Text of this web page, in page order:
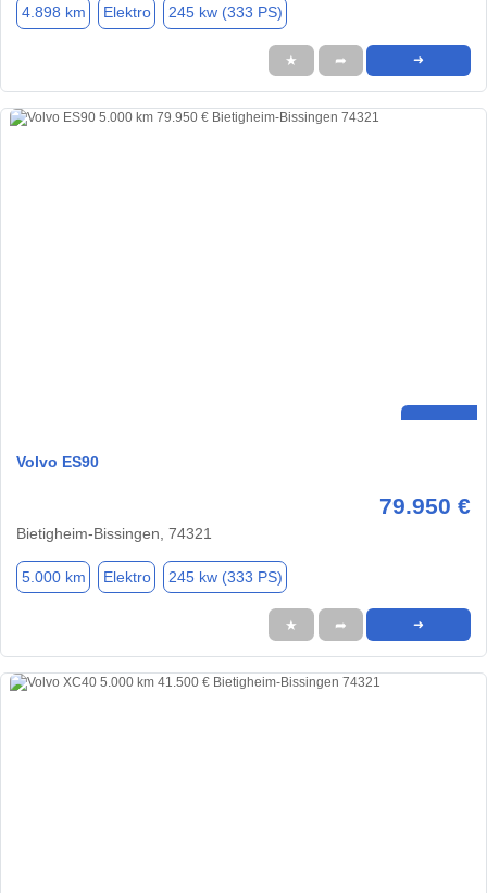
4.898 km Elektro 245 kw (333 PS)
★ ➦ ➜
Volvo ES90
79.950 €
Bietigheim-Bissingen, 74321
5.000 km Elektro 245 kw (333 PS)
★ ➦ ➜